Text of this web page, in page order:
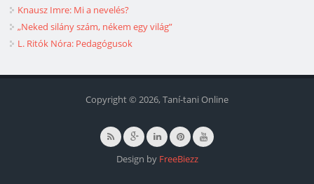
Knausz Imre: Mi a nevelés?
„Neked silány szám, nékem egy világ”
L. Ritók Nóra: Pedagógusok
Copyright © 2026, Taní-tani Online
Design by FreeBiezz